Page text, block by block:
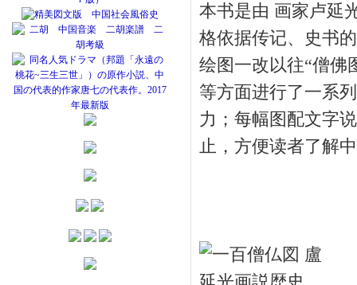
本书是由 画家卢延
格依据传记、史书
绘图一改以往“僧佛
等方面进行了一系
力；每幅图配文字
止，方便读者了解